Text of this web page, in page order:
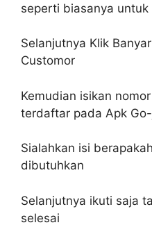
seperti biasanya untuk
Selanjutnya Klik Banyar
Customor
Kemudian isikan
terdaftar pada Apk
Sialahkan isi
dibutuhkan
Selanjutnya ikuti saja
selesai